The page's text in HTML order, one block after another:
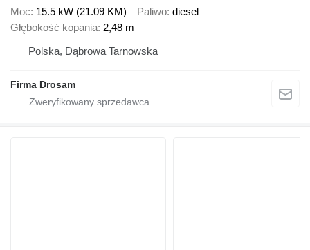
Moc 15.5 kW (21.09 KM) Paliwo diesel
Głębokość kopania 2,48 m
Polska, Dąbrowa Tarnowska
Firma Drosam